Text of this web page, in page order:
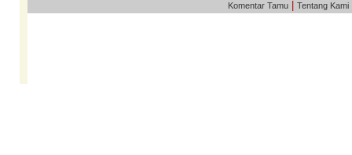
Komentar Tamu
Tentang Kami